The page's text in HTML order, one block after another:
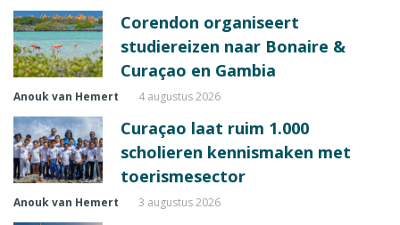
Corendon organiseert
studiereizen naar Bonaire &
Curaçao en Gambia
Anouk van Hemert 4 augustus 2026
Curaçao laat ruim 1.000
scholieren kennismaken met
toerismesector
Anouk van Hemert 3 augustus 2026